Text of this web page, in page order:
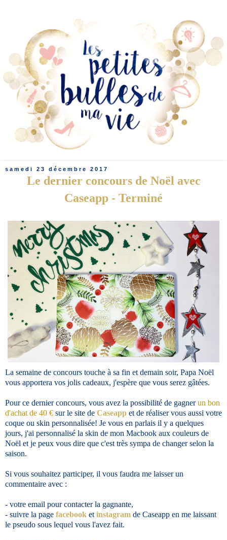
samedi 23 décembre 2017
Le dernier concours de Noël avec
Caseapp - Terminé
La semaine de concours touche à sa fin et demain soir, Papa Noël
vous apportera vos jolis cadeaux, j'espère que vous serez gâtées.
Pour ce dernier concours, vous avez la possibilité de gagnerun bon
d'achat de 40 € sur le site de Caseapp et de réaliser vous aussi votre
coque ou skin personnalisée! Je vous en parlais il y a quelques
jours, j'ai personnalisé la skin de mon Macbook aux couleurs de
Noël et je peux vous dire que c'est très sympa de changer selon la
saison.
Si vous souhaitez participer, il vous faudra me laisser un
commentaire avec :
- votre email pour contacter la gagnante,
- suivre la page facebook et instagram de Caseapp en me laissant
le pseudo sous lequel vous l'avez fait.